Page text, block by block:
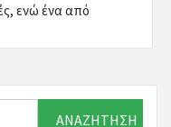
ενώ ένα από